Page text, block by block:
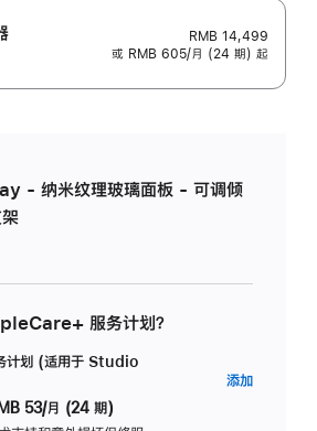
RMB 14,499
或 RMB 605/月 (24 期) 起
- 纳米纹理玻璃面板 - 可调倾
服务计划？
划 (适用于 Studio
53/月 (24 期)
添加